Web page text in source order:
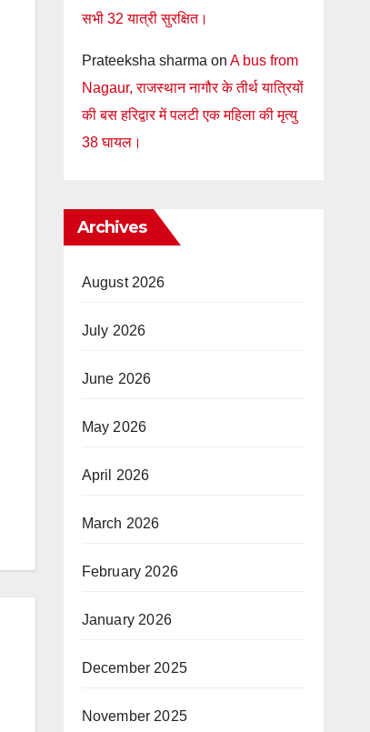
सभी 32 यात्री सुरक्षित।
Prateeksha sharma on A bus from
Nagaur, राजस्थान नागौर के तीर्थ यात्रियों
की बस हरिद्वार में पलटी एक महिला की मृत्यु
38 घायल।
Archives
August 2026
July 2026
June 2026
May 2026
April 2026
March 2026
February 2026
January 2026
December 2025
November 2025